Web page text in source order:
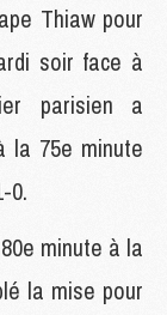
Thiaw pour
soir face à
parisien a
la 75e minute
0.
minute à la
la mise pour